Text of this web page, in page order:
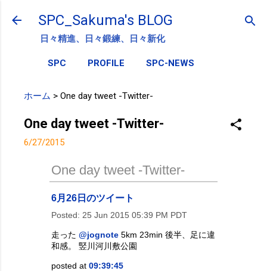
スキップしてメイン コンテンツに移動
SPC_Sakuma's BLOG
日々精進、日々鍛練、日々新化
SPC PROFILE SPC-NEWS
ホーム > One day tweet -Twitter-
One day tweet -Twitter-
6/27/2015
One day tweet -Twitter-
6月26日のツイート
Posted: 25 Jun 2015 05:39 PM PDT
走った @jognote 5km 23min 後半、足に違
和感。 竪川河川敷公園
posted at 09:39:45